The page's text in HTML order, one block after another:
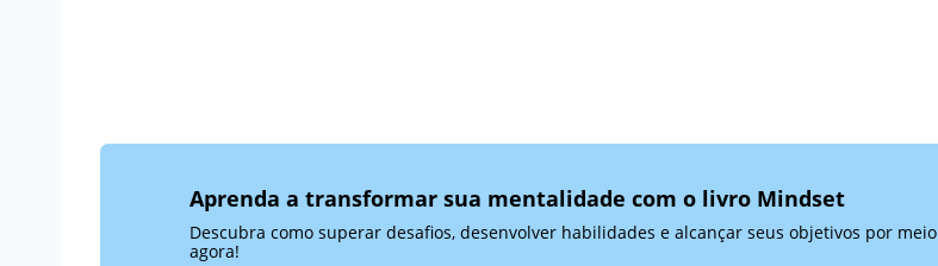
Aprenda a transformar sua mentalidade com o livro Mindset
Descubra como superar desafios, desenvolver habilidades e alcançar seus objetivos por
agora!